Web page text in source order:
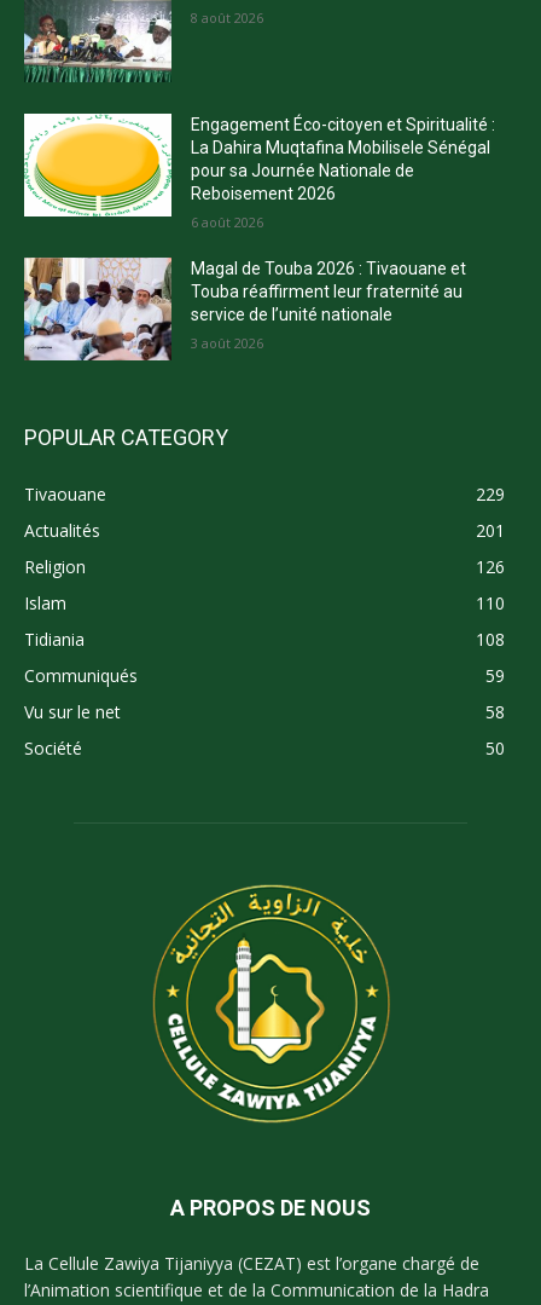
8 août 2026
Engagement Éco-citoyen et Spiritualité :
La Dahira Muqtafina Mobilisele Sénégal
pour sa Journée Nationale de
Reboisement 2026
6 août 2026
Magal de Touba 2026 : Tivaouane et
Touba réaffirment leur fraternité au
service de l’unité nationale
3 août 2026
POPULAR CATEGORY
Tivaouane
229
Actualités
201
Religion
126
Islam
110
Tidiania
108
Communiqués
59
Vu sur le net
58
Société
50
A PROPOS DE NOUS
La Cellule Zawiya Tijaniyya (CEZAT) est l’organe chargé de
l’Animation scientifique et de la Communication de la Hadra